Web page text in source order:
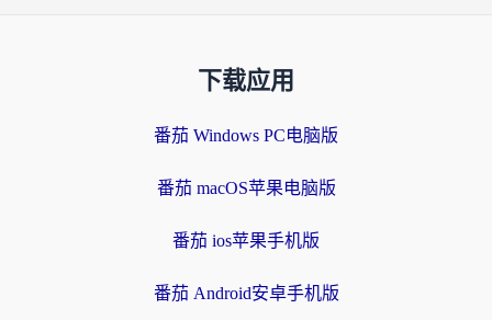
下载应用
番茄 Windows PC电脑版
番茄 macOS苹果电脑版
番茄 ios苹果手机版
番茄 Android安卓手机版